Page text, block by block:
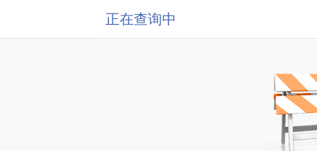
正在查询中